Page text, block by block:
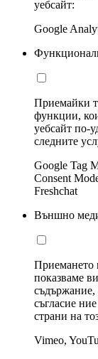
уебсайт:
Google
Приемайки
функции,
уебсайт по-
следните
Google Tag
Consent
Freshchat
Външно
Приемането
показваме
съгласие
страни на
Vimeo,